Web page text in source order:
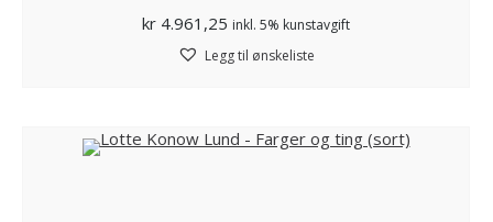
kr 4.961,25 inkl. 5% kunstavgift
Legg til ønskeliste